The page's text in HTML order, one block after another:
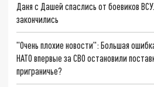
Даня с Дашей спаслись от боевиков
закончились
"Очень плохие новости": Большая
НАТО впервые за СВО остановили
приграничье?